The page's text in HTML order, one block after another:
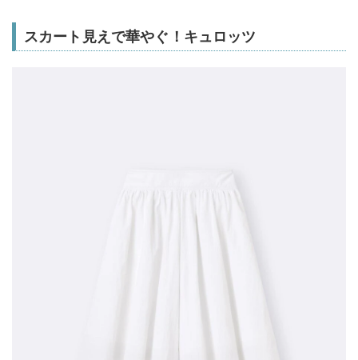
スカート見えで華やぐ！キュロッツ